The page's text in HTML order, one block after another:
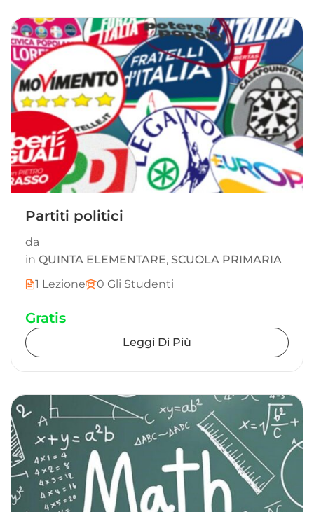
Partiti politici
da
in QUINTA ELEMENTARE, SCUOLA PRIMARIA
1 Lezione
0 Gli Studenti
Gratis
Leggi Di Più